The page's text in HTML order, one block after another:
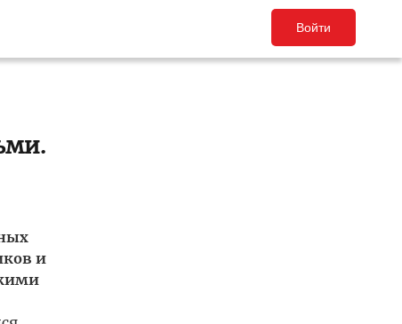
Войти
и